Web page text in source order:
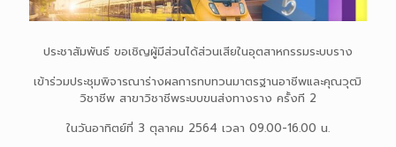
ประชาสัมพันธ์ ขอเชิญผู้มีส่วนได้ส่วนเสียในอุตสาหกรรมระบบราง
เข้าร่วมประชุมพิจารณาร่างผลการทบทวนมาตรฐานอาชีพและคุณวุฒิ
วิชาชีพ สาขาวิชาชีพระบบขนส่งทางราง ครั้งที 2
ในวันอาทิตย์ที่ 3 ตุลาคม 2564 เวลา 09.00-16.00 น.